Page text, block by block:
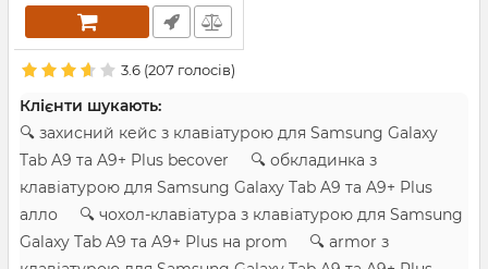
Артикул:687683
3.6 (207 голосів)
Клієнти шукають:
🔍 захисний кейс з клавіатурою для Samsung Galaxy
Tab A9 та A9+ Plus becover 🔍 обкладинка з
клавіатурою для Samsung Galaxy Tab A9 та A9+ Plus
алло 🔍 чохол-клавіатура з клавіатурою для Samsung
Galaxy Tab A9 та A9+ Plus на prom 🔍 armor з